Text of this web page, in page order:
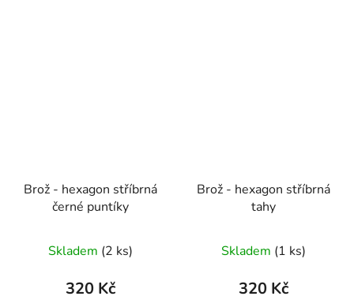
Brož - hexagon stříbrná
černé puntíky
Skladem (2 ks)
320 Kč
Brož - hexagon stříbrná
tahy
Skladem (1 ks)
320 Kč